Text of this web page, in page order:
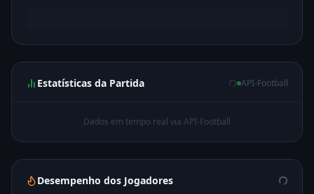
Estatísticas da Partida API-Football
Dados em tempo real via API-Football
Desempenho dos Jogadores